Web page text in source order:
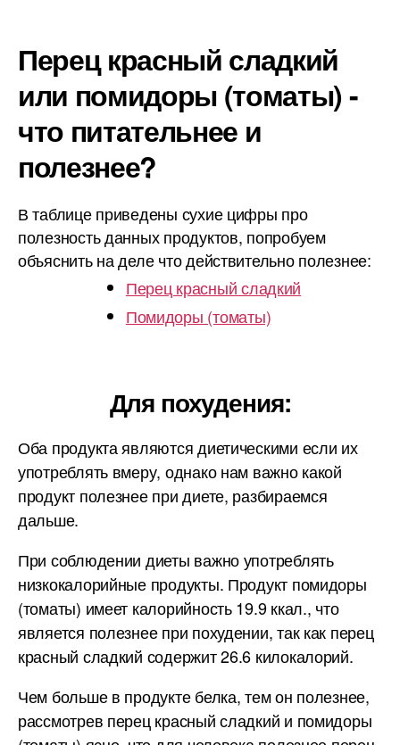
Перец красный сладкий
или помидоры (томаты) -
что питательнее и
полезнее?
В таблице приведены сухие цифры про
полезность данных продуктов, попробуем
объяснить на деле что действительно полезнее:
Перец красный сладкий
Помидоры (томаты)
Для похудения:
Оба продукта являются диетическими если их
употреблять вмеру, однако нам важно какой
продукт полезнее при диете, разбираемся
дальше.
При соблюдении диеты важно употреблять
низкокалорийные продукты. Продукт помидоры
(томаты) имеет калорийность 19.9 ккал., что
является полезнее при похудении, так как перец
красный сладкий содержит 26.6 килокалорий.
Чем больше в продукте белка, тем он полезнее,
рассмотрев перец красный сладкий и помидоры